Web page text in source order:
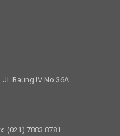
Jl. Baung IV No.36A
(021) 7883 8781